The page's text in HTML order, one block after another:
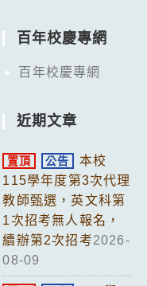
百年校慶專網
百年校慶專網
近期文章
置頂 公告
本校
115學年度第3次代理
教師甄選，英文科第
1次招考無人報名，
續辦第2次招考2026-
08-09